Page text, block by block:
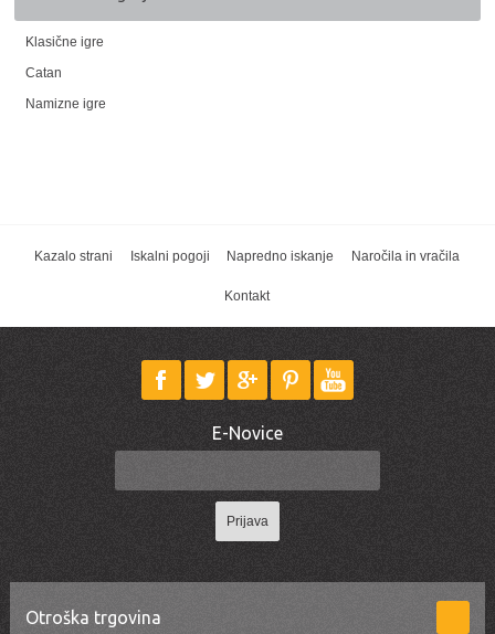
Klasične igre
Catan
Namizne igre
Kazalo strani Iskalni pogoji Napredno iskanje Naročila in vračila
Kontakt
E-Novice
Prijava
Otroška trgovina